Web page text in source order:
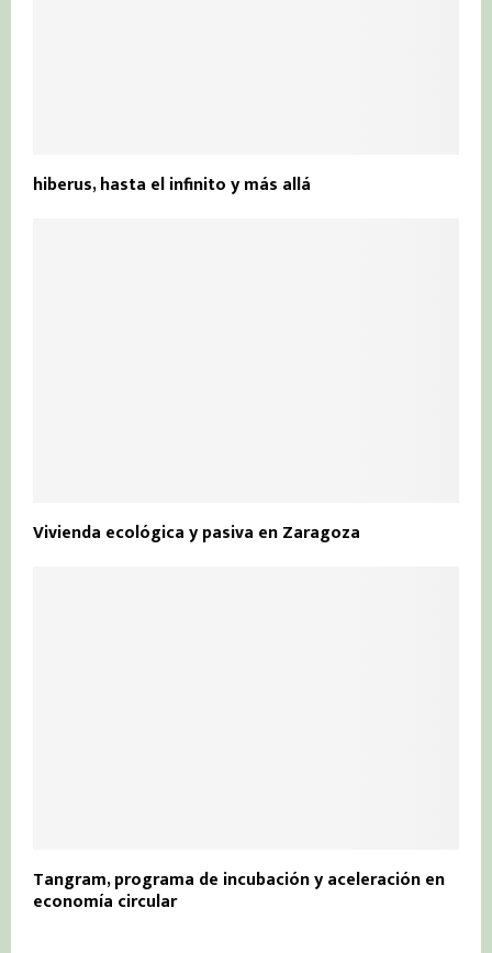
hiberus, hasta el infinito y más allá
Vivienda ecológica y pasiva en Zaragoza
Tangram, programa de incubación y aceleración en
economía circular